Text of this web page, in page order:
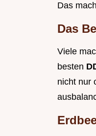
Das
Das
Viele
besten
nicht nur